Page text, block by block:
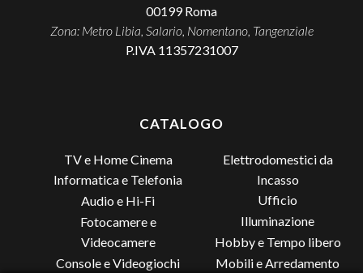
00199 Roma
Zona: Metro Libia, Salario, Nomentano, Tangenziale
P.IVA 11357231007
CATALOGO
TV e Home Cinema
Informatica e Telefonia
Audio e Hi-Fi
Fotocamere e
Videocamere
Console e Videogiochi
Elettrodomestici da
Incasso
Ufficio
Illuminazione
Hobby e Tempo libero
Mobili e Arredamento